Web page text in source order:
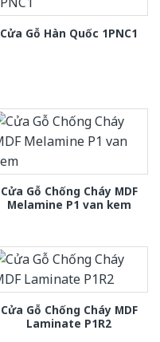
Cửa Gỗ Hàn Quốc 1PNC1
Cửa Gỗ Chống Cháy MDF
Melamine P1 van kem
Cửa Gỗ Chống Cháy MDF
Laminate P1R2